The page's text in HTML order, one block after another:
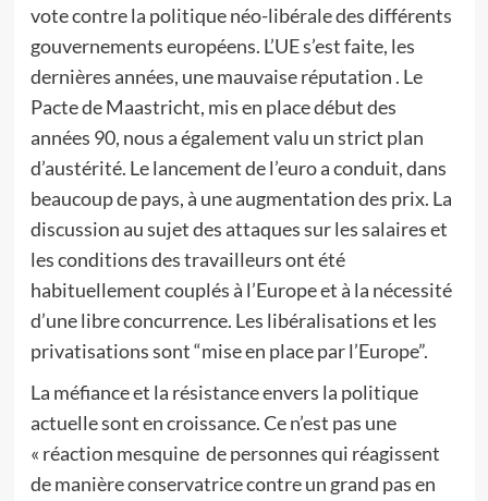
vote contre la politique néo-libérale des différents
gouvernements européens. L’UE s’est faite, les
dernières années, une mauvaise réputation . Le
Pacte de Maastricht, mis en place début des
années 90, nous a également valu un strict plan
d’austérité. Le lancement de l’euro a conduit, dans
beaucoup de pays, à une augmentation des prix. La
discussion au sujet des attaques sur les salaires et
les conditions des travailleurs ont été
habituellement couplés à l’Europe et à la nécessité
d’une libre concurrence. Les libéralisations et les
privatisations sont “mise en place par l’Europe”.
La méfiance et la résistance envers la politique
actuelle sont en croissance. Ce n’est pas une
« réaction mesquine de personnes qui réagissent
de manière conservatrice contre un grand pas en